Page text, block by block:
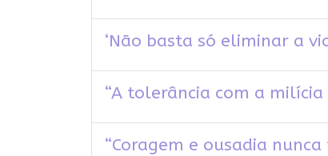
‘Não basta só eliminar a
“A tolerância com a milícia
“Coragem e ousadia